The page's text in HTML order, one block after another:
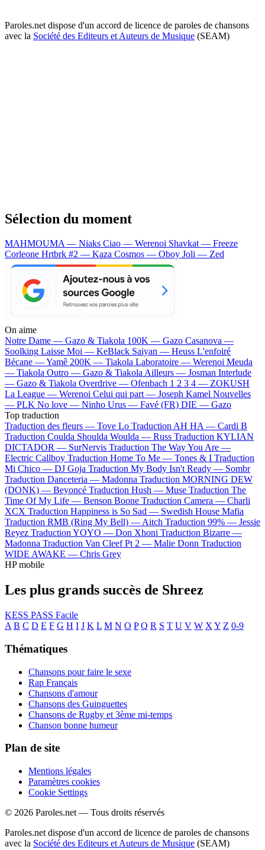
Paroles.net dispose d'un accord de licence de paroles de chansons
avec la Société des Editeurs et Auteurs de Musique (SEAM)
Sélection du moment
MAHMOUMA — Niaks Ciao — Werenoi Shavkat — Freeze
Corleone Hrtbrk #2 — Kaza Cosmos — Oboy Joli — Zed
On aime
Notre Dame — Gazo & Tiakola 100K — Gazo Casanova —
Soolking Laisse Moi — KeBlack Saiyan — Heuss L'enfoiré
Bécane —Yamê 200K — Tiakola Laboratoire — Werenoi Meuda
— Tiakola Outro — Gazo & TiakolaAilleurs — Josman Interlude
— Gazo & Tiakola Overdrive — Ofenbach 1 2 3 4 — ZOKUSH
La League — Werenoi Celui qui part — Joseph Kamel Nouvelles
— PLK No love — Ninho Urus — Favé (FR) DIE — Gazo
Top traduction
Traduction des fleurs — Tove Lo Traduction AH HA — Cardi B
Traduction Coulda Shoulda Woulda — Russ Traduction KYLIAN
DICTADOR — SurNervis Traduction The Way You Are —
Electric Callboy Traduction Home To Me — Tones & I Traduction
Mi Chico — DJ Goja Traduction My Body Isn't Ready — Sombr
Traduction Danceteria — Madonna Traduction MORNING DEW
(DONK) — Beyoncé Traduction Hush — Muse Traduction The
Time Of My Life — Benson Boone Traduction Camera — Charli
XCX Traduction Happiness is So Sad — Swedish House Mafia
Traduction RMB (Ring My Bell) —Aitch Traduction 99% — Jessie
Reyez Traduction YOYO — Don Xhoni Traduction Bizarre —
Madonna Traduction Van Cleef Pt 2 — Malie Donn Traduction
WIDE AWAKE — Chris Grey
HP mobile
Les plus grands succès de Shreez
KESS PASS Facile
A B C D E F G H I J K L M N O P Q R S T U V W X Y Z 0-9
Thématiques
Chansons pour faire le sexe
Rap Français
Chansons d'amour
Chansons des Guinguettes
Chansons de Rugby et 3ème mi-temps
Chanson bonne humeur
Plan de site
Mentions légales
Paramètres cookies
Cookie Settings
© 2026 Paroles.net — Tous droits réservés
Paroles.net dispose d'un accord de licence de paroles de chansons
avec la Société des Editeurs et Auteurs de Musique (SEAM)